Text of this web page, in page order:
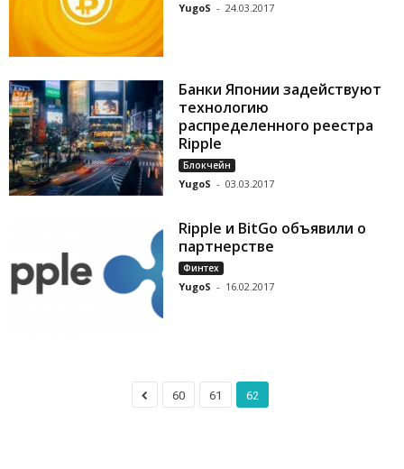
YugoS - 24.03.2017
Банки Японии задействуют
технологию
распределенного реестра
Ripple
Блокчейн
YugoS - 03.03.2017
Ripple и BitGo объявили о
партнерстве
Финтех
YugoS - 16.02.2017
60 61 62